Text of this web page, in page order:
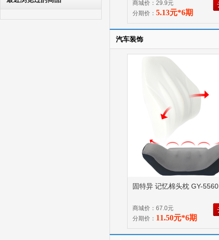
商城价：29.9元
分期价： 5.13元*6期
汽车装饰
固特异 记忆棉头枕 GY-
商城价：67.0元
分期价： 11.50元*6期